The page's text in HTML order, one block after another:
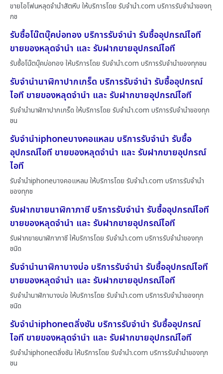
ขายไอโฟนหลุดจำนำสัตหีบ ให้บริการโดย รับจํานํา.com บริการรับจำนำของทุ
กช
รับซื้อโน๊ตบุ๊คบ่อทอง บริการรับจำนำ รับซื้ออุปกรณ์ไอที
ขายของหลุดจำนำ และ รับฝากขายอุปกรณ์ไอที
รับซื้อโน๊ตบุ๊คบ่อทอง ให้บริการโดย รับจํานํา.com บริการรับจำนำของทุกชน
รับจำนำนาฬิกาปากเกร็ด บริการรับจำนำ รับซื้ออุปกรณ์
ไอที ขายของหลุดจำนำ และ รับฝากขายอุปกรณ์ไอที
รับจำนำนาฬิกาปากเกร็ด ให้บริการโดย รับจํานํา.com บริการรับจำนำของทุก
ชน
รับจำนำiphoneบางคอแหลม บริการรับจำนำ รับซื้อ
อุปกรณ์ไอที ขายของหลุดจำนำ และ รับฝากขายอุปกรณ์
ไอที
รับจำนำiphoneบางคอแหลม ให้บริการโดย รับจํานํา.com บริการรับจำนำ
ของทุกช
รับฝากขายนาฬิกาภาชี บริการรับจำนำ รับซื้ออุปกรณ์ไอที
ขายของหลุดจำนำ และ รับฝากขายอุปกรณ์ไอที
รับฝากขายนาฬิกาภาชี ให้บริการโดย รับจํานํา.com บริการรับจำนำของทุก
ชนิด
รับจำนำนาฬิกาบางบ่อ บริการรับจำนำ รับซื้ออุปกรณ์ไอที
ขายของหลุดจำนำ และ รับฝากขายอุปกรณ์ไอที
รับจำนำนาฬิกาบางบ่อ ให้บริการโดย รับจํานํา.com บริการรับจำนำของทุก
ชนิด
รับจำนำiphoneตลิ่งชัน บริการรับจำนำ รับซื้ออุปกรณ์
ไอที ขายของหลุดจำนำ และ รับฝากขายอุปกรณ์ไอที
รับจำนำiphoneตลิ่งชัน ให้บริการโดย รับจํานํา.com บริการรับจำนำของทุก
ชน